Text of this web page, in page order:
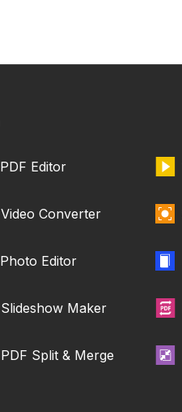
PDF Editor
Video Converter
Photo Editor
Slideshow Maker
PDF Split & Merge